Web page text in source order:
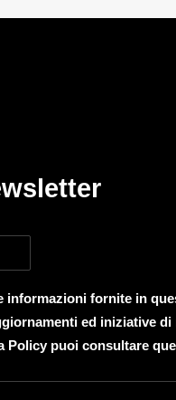
informazioni fornite in
ed iniziative di
Policy puoi consultare